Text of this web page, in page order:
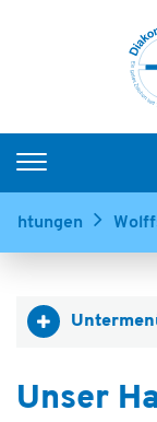
Startseite
Pflege und
Unsere
Unser